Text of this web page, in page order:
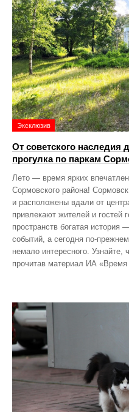
Эксклюзив
От советского наследия
прогулка по паркам
Лето — время ярких
Сормовского района!
и расположены вдали от
привлекают жителей и гостей
пространств богатая история
событий, а сегодня
немало интересного. Узнайте,
прочитав материал ИА «Время